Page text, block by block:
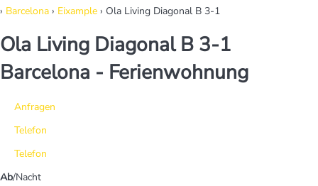
› Barcelona › Eixample › Ola Living Diagonal B 3-1
Ola Living Diagonal B 3-1
Barcelona - Ferienwohnung
Anfragen
Telefon
Telefon
Ab/Nacht